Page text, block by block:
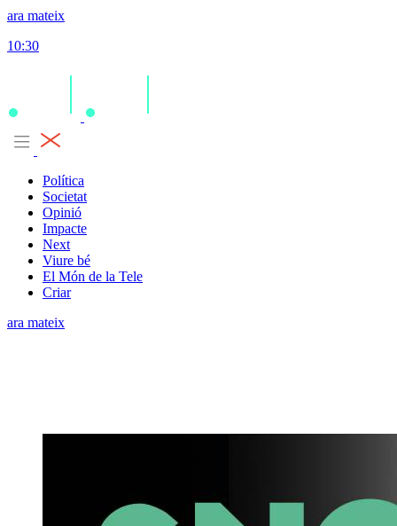
ara mateix
10:30
Política
Societat
Opinió
Impacte
Next
Viure bé
El Món de la Tele
Criar
ara mateix